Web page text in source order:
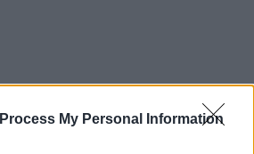
My Personal Information
την αιτία της διακοπής